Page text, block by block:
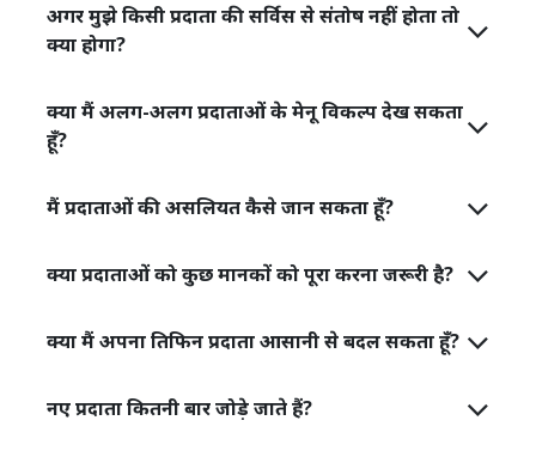
अगर मुझे किसी प्रदाता की सर्विस से संतोष नहीं होता तो
क्या होगा?
क्या मैं अलग-अलग प्रदाताओं के मेनू विकल्प देख सकता
हूँ?
मैं प्रदाताओं की असलियत कैसे जान सकता हूँ?
क्या प्रदाताओं को कुछ मानकों को पूरा करना जरूरी है?
क्या मैं अपना तिफिन प्रदाता आसानी से बदल सकता हूँ?
नए प्रदाता कितनी बार जोड़े जाते हैं?